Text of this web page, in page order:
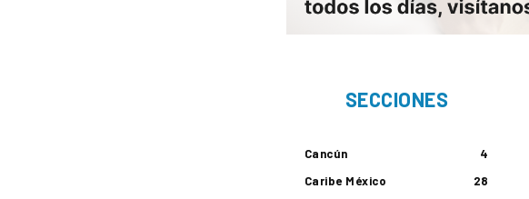
SECCIONES
Cancún
4
Caribe México
28